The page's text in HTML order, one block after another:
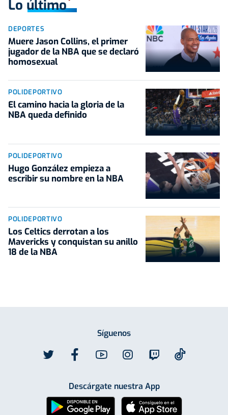
Lo último
DEPORTES
Muere Jason Collins, el primer
jugador de la NBA que se declaró
homosexual
POLIDEPORTIVO
El camino hacia la gloria de la
NBA queda definido
POLIDEPORTIVO
Hugo González empieza a
escribir su nombre en la NBA
POLIDEPORTIVO
Los Celtics derrotan a los
Mavericks y conquistan su anillo
18 de la NBA
Síguenos
Descárgate nuestra App